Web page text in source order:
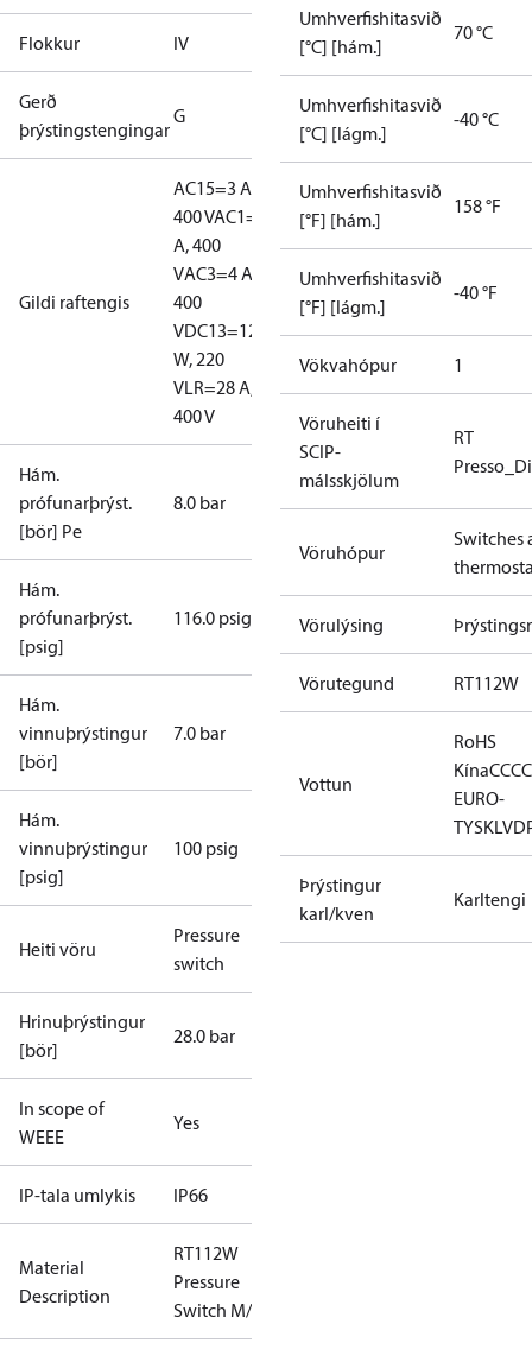
Flokkur IV
Gerð
þrýstingstengingar
G
Gildi raftengis
AC15=3 A,
400 VAC1=10
A, 400
VAC3=4 A,
400
VDC13=12
W, 220
VLR=28 A,
400 V
Hám.
prófunarþrýst.
[bör] Pe
8.0 bar
Hám.
prófunarþrýst.
[psig]
116.0 psig
Hám.
vinnuþrýstingur
[bör]
7.0 bar
Hám.
vinnuþrýstingur
[psig]
100 psig
Heiti vöru
Pressure
switch
Hrinuþrýstingur
[bör]
28.0 bar
In scope of
WEEE
Yes
IP-tala umlykis IP66
Material
Description
RT112W
Pressure
Switch M/15
Umhverfishitasvið
[°C] [hám.]
70 °C
Umhverfishitasvið
[°C] [lágm.]
-40 °C
Umhverfishitasvið
[°F] [hám.]
158 °F
Umhverfishitasvið
[°F] [lágm.]
-40 °F
Vökvahópur 1
Vöruheiti í
SCIP-
málsskjölum
RT
Vöruhópur
Switches
Vörulýsing
Vörutegund RT112W
Vottun
RoHS
KínaCCC
EURO-
TYSKLVD
Þrýstingur
karl/kven
Karltengi